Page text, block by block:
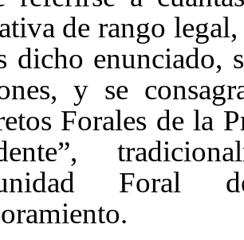
de rango
dicho enunciado,
y se
Forales de la
Foral